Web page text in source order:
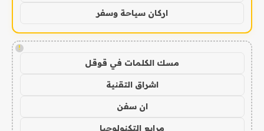
اركان سياحة وسفر
!
مسك الكلمات في قوقل
اشراق التقنية
ان سفن
مرابع التكنولوجيا